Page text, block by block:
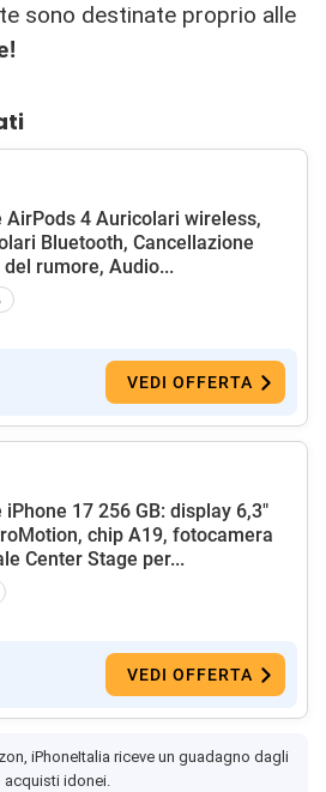
sono destinate proprio alle
AirPods 4 Auricolari wireless,
Bluetooth, Cancellazione
rumore, Audio...
VEDI OFFERTA
iPhone 17 256 GB: display 6,3"
chip A19, fotocamera
Center Stage per...
VEDI OFFERTA
iPhoneItalia riceve un guadagno dagli
acquisti idonei.